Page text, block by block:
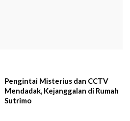
Pengintai Misterius dan CCTV
Mendadak, Kejanggalan di Rumah
Sutrimo